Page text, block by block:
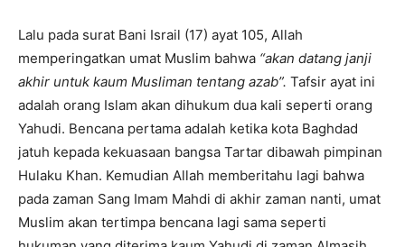
Lalu pada surat Bani Israil (17) ayat 105, Allah
memperingatkan umat Muslim bahwa “akan datang janji
akhir untuk kaum Musliman tentang azab”. Tafsir ayat ini
adalah orang Islam akan dihukum dua kali seperti orang
Yahudi. Bencana pertama adalah ketika kota Baghdad
jatuh kepada kekuasaan bangsa Tartar dibawah pimpinan
Hulaku Khan. Kemudian Allah memberitahu lagi bahwa
pada zaman Sang Imam Mahdi di akhir zaman nanti, umat
Muslim akan tertimpa bencana lagi sama seperti